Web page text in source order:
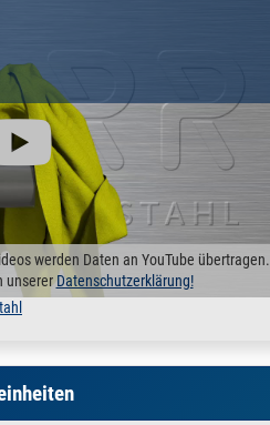
werden Daten an YouTube übertragen.
unsererDatenschutzerklärung!